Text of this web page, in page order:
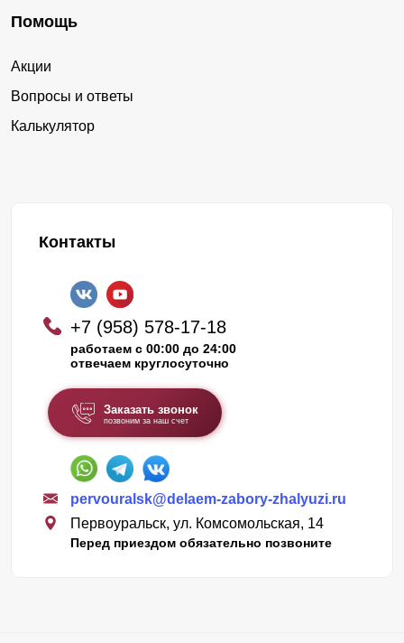
Помощь
Акции
Вопросы и ответы
Калькулятор
Контакты
+7 (958) 578-17-18
работаем с 00:00 до 24:00
отвечаем круглосуточно
Заказать звонок
позвоним за наш счет
pervouralsk@delaem-zabory-zhalyuzi.ru
Первоуральск, ул. Комсомольская, 14
Перед приездом обязательно позвоните